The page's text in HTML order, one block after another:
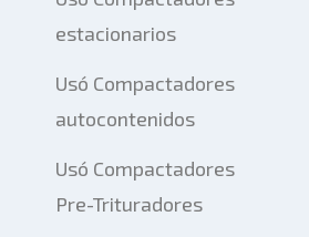
estacionarios
Usó Compactadores
autocontenidos
Usó Compactadores
Pre-Trituradores